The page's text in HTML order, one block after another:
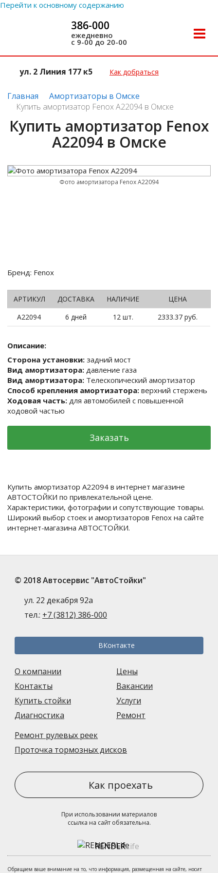
Перейти к основному содержанию
Toggle
386-000
ежедневно
с 9-00 до 20-00
ул. 2 Линия 177 к5 Как добраться
Главная
Амортизаторы в Омске
Купить амортизатор Fenox A22094 в Омске
Купить амортизатор Fenox
A22094 в Омске
Фото амортизатора Fenox A22094
Бренд: Fenox
АРТИКУЛ ДОСТАВКА НАЛИЧИЕ
ЦЕНА
A22094
6 дней 12 шт. 2333.37 руб.
Описание:
Сторона установки: задний мост
Вид амортизатора: давление газа
Вид амортизатора: Телескопический амортизатор
Способ крепления амортизатора: верхний стержень
Ходовая часть: для автомобилей с повышенной
ходовой частью
Заказать
Купить амортизатор A22094 в интернет магазине
АВТОСТОЙКИ по привлекательной цене.
Характеристики, фотографии и сопутствующие товары.
Широкий выбор стоек и амортизаторов Fenox на сайте
интернет-магазина АВТОСТОЙКИ.
© 2018 Автосервис "АвтоСтойки"
ул. 22 декабря 92а
тел.: +7 (3812) 386-000
ВКонтакте
О компании
Контакты
Купить стойки
Диагностика
Цены
Вакансии
Услуги
Ремонт
Ремонт рулевых реек
Проточка тормозных дисков
Как проехать
При использовании материалов
ссылка на сайт обязательна.
RENDERLife
Обращаем ваше внимание на то, что информация, размещенная на сайте, носит